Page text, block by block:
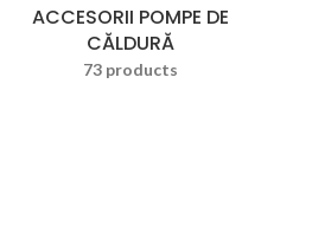
ACCESORII POMPE DE
CĂLDURĂ
73 products